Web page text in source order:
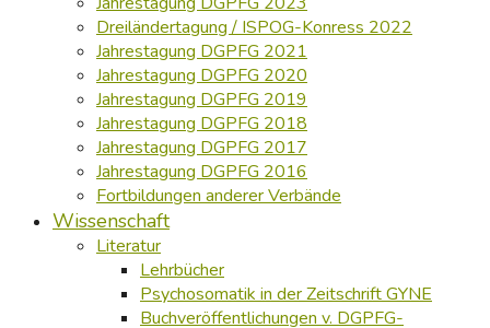
Dreiländertagung / ISPOG-Konress 2022
Jahrestagung DGPFG 2021
Jahrestagung DGPFG 2020
Jahrestagung DGPFG 2019
Jahrestagung DGPFG 2018
Jahrestagung DGPFG 2017
Jahrestagung DGPFG 2016
Fortbildungen anderer Verbände
Wissenschaft
Literatur
Lehrbücher
Psychosomatik in der Zeitschrift GYNE
Buchveröffentlichungen v. DGPFG-